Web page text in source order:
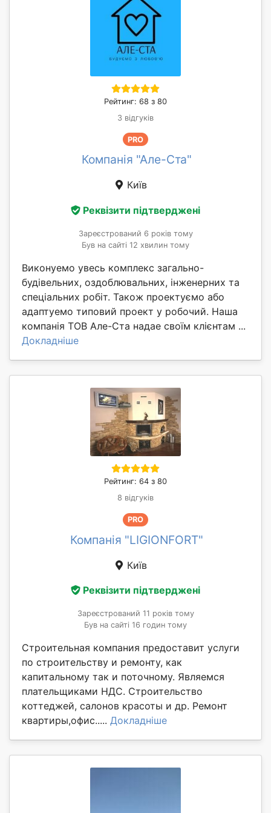
Рейтинг: 68 з 80
3 відгуків
PRO
Компанія "Але-Ста"
Київ
Реквізити підтверджені
Зареєстрований 6 років тому
Був на сайті 12 хвилин тому
Виконуемо увесь комплекс загально-
будівельних, оздоблювальних, інженерних та
спеціальних робіт. Також проектуємо або
адаптуемо типовий проект у робочий. Наша
компанія ТОВ Але-Ста надае своїм клієнтам ...
Докладніше
Рейтинг: 64 з 80
8 відгуків
PRO
Компанія "LIGIONFORT"
Київ
Реквізити підтверджені
Зареєстрований 11 років тому
Був на сайті 16 годин тому
Строительная компания предоставит услуги
по строительству и ремонту, как
капитальному так и поточному. Являемся
плательщиками НДС. Строительство
коттеджей, салонов красоты и др. Ремонт
квартиры,офис..... Докладніше